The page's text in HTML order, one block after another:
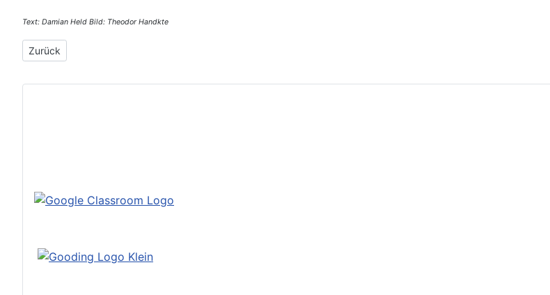
Text: Damian Held Bild: Theodor Handkte
Vorheriger Beitrag: Das geht auch: Studieren in New York und Shanghai
Zurück